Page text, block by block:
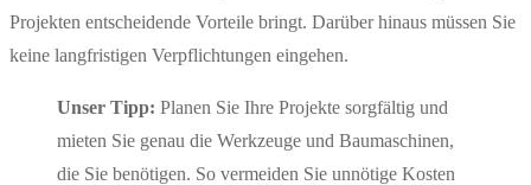
Projekten entscheidende Vorteile bringt. Darüber hinaus müssen Sie
keine langfristigen Verpflichtungen eingehen.
Unser Tipp: Planen Sie Ihre Projekte sorgfältig und
mieten Sie genau die Werkzeuge und Baumaschinen,
die Sie benötigen. So vermeiden Sie unnötige Kosten